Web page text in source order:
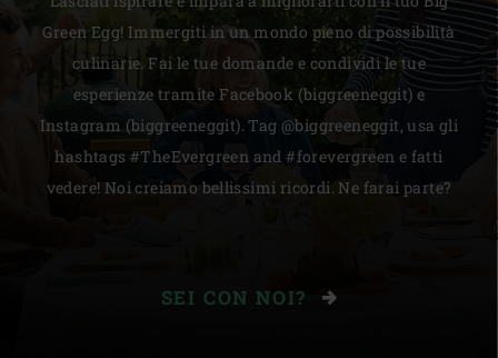
Green Egg! Immergiti in un mondo pieno di possibilità
culinarie. Fai le tue domande e condividi le tue
esperienze tramite Facebook (biggreeneggit) e
Instagram (biggreeneggit). Tag @biggreeneggit, usa gli
hashtags #TheEvergreen and #forevergreen e fatti
vedere! Noi creiamo bellissimi ricordi. Ne farai parte?
SEI CON NOI?